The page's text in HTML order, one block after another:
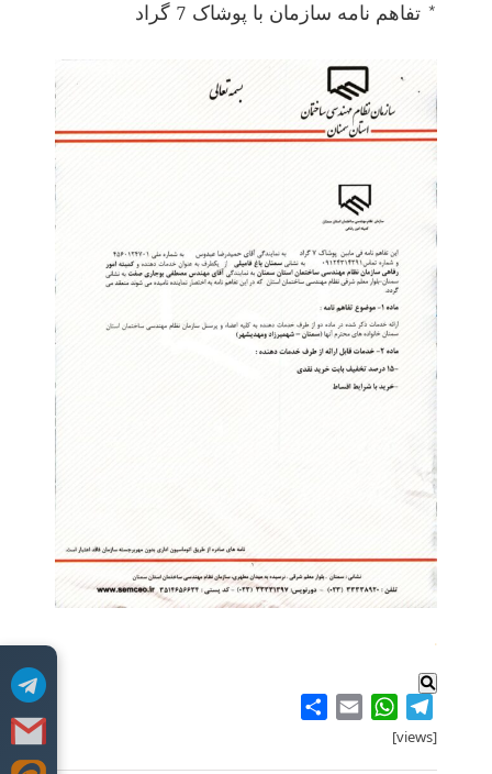
* تفاهم نامه سازمان با پوشاک 7 گراد
.
Telegram
WhatsApp
Email
[views]